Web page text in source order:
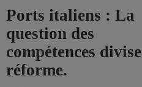
Ports italiens : La
question des
compétences
réforme.